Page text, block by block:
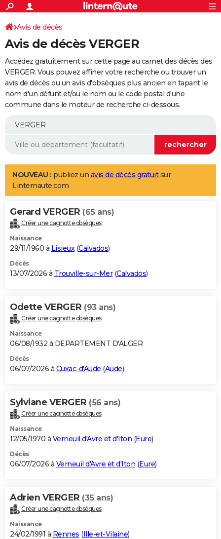
ACTUALITÉS
Politique
Société
Faits Divers
Education
Monde
Villes
+
SPORT
Coupe du monde 2026
Football
Tennis
Cyclisme
Rugby
Forum
Programme TV
TNT
Streaming
Cinéma
Sorties cinéma
Musique
+
FINANCE
Retraite
Epargne
Immobilier
Risques naturels par ville
Banque
Assurance
AUTO
Essais
Réserver un essai
Citadines
Berlines
SUV
Forum auto
+
Mobiles
Meilleur smartphone
Internet
Ordinateurs
Jeux vidéo
Guide high-tech
Aménagement intérieur
LIFESTYLE
Art de vivre
Bien-être
Loisirs
Mode
Modes de vie
Alimentation
Guide de la santé
Maladies
Médicaments
Sommeil
VOYAGE
Destinations
City break
Voyage nature
Voyage de noces
Forum
Climat
+PHOTO
GUIDES D'ACHAT
BONS PLANS
Carte de Noël
Carte Bonne année
Carte Saint-Valentin
Carte Pâques
Carte d'anniversaire
DICTIONNAIRE
Dictionnaire
Biographies
Citations
Expressions
Proverbes
PROGRAMME TV
S'inscrire
Se connecter
Lycées
Collèges
Primaires
Universités
Entreprises
Service militaire
Avis de recherche
AVIS DE DÉCÈS
Bricolage
Lifestyle
Culture
Sport
Auto
Television
Voyage
Cinema
Avis de décès
Avis de décès VERGER
Accédez gratuitement sur cette page au carnet des décès des
VERGER. Vous pouvez affiner votre recherche ou trouver un
avis de décès ou un avis d'obsèques plus ancien en tapant le
nom d'un défunt et/ou le nom ou le code postal d'une
commune dans le moteur de recherche ci-dessous.
NOUVEAU : publiez un avis de décès gratuitsur
Linternaute.com
Gerard VERGER (65 ans)
Créer une cagnotte obsèques
Naissance
29/11/1960 à Lisieux(Calvados)
Décès
13/07/2026 à Trouville-sur-Mer(Calvados)
Odette VERGER (93 ans)
Créer une cagnotte obsèques
Naissance
06/08/1932 à DEPARTEMENT D'ALGER
Décès
06/07/2026 à Cuxac-d'Aude (Aude)
Sylviane VERGER (56 ans)
Créer une cagnotte obsèques
Naissance
12/05/1970 à Verneuil d'Avre et d'Iton (Eure)
Décès
06/07/2026 à Verneuil d'Avre et d'Iton (Eure)
Adrien VERGER (35 ans)
Créer une cagnotte obsèques
Naissance
24/02/1991 à Rennes (Ille-et-Vilaine)